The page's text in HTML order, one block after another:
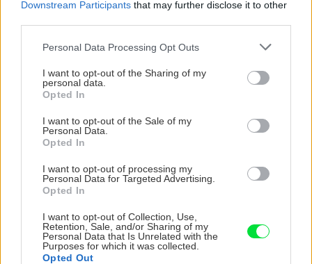
Downstream Participants that may further disclose it to other
Please note that this website/app uses one or more Google
not limited to your visit or usage behaviour. You may click to
grant or deny consent to Google and its third-party tags to
use your data for below specified purposes in below Google
consent section.
Personal Data Processing Opt Outs
I want to opt-out of the Sharing of my
personal data.
Opted In
I want to opt-out of the Sale of my
Personal Data.
Opted In
I want to opt-out of processing my
Personal Data for Targeted Advertising.
Opted In
I want to opt-out of Collection, Use,
Retention, Sale, and/or Sharing of my
Personal Data that Is Unrelated with the
Purposes for which it was collected.
Opted Out
NAŠE ČASOPISY
UROB SI SÁM 7-8/2026